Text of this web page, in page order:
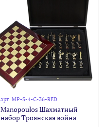
арт. MP-S-4-C-36-RED
Manopoulos Шахматный
набор Троянская война